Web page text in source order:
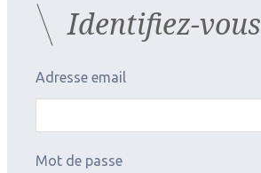
Identifiez-vous
Adresse email
Mot de passe